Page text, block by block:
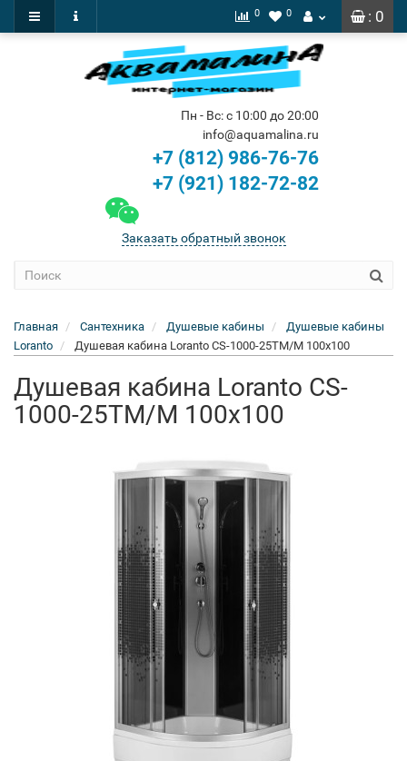
: 0
0 0
Пн - Вс: с 10:00 до 20:00
info@aquamalina.ru
+7 (812) 986-76-76
+7 (921) 182-72-82
Заказать обратный звонок
Главная Сантехника Душевые кабины
Душевые кабины
Loranto
Душевая кабина Loranto CS-1000-25TM/M 100x100
Душевая кабина Loranto CS-
1000-25TM/M 100x100